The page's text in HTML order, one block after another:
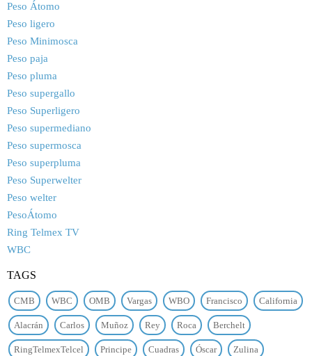
Peso Átomo
Peso ligero
Peso Minimosca
Peso paja
Peso pluma
Peso supergallo
Peso Superligero
Peso supermediano
Peso supermosca
Peso superpluma
Peso Superwelter
Peso welter
PesoÁtomo
Ring Telmex TV
WBC
TAGS
CMB WBC OMB Vargas WBO Francisco California
Alacrán Carlos Muñoz Rey Roca Berchelt
RingTelmexTelcel Principe Cuadras Óscar Zulina